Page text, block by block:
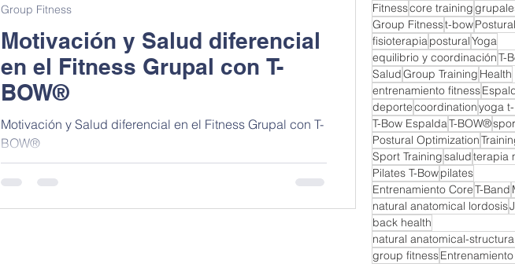
Motivación y Salud diferencial
en el Fitness Grupal con T-
BOW®
Motivación y Salud diferencial en el Fitness Grupal con T-
BOW®
Group Fitness
Fitnesscore training
Group Fitnesst-bowPostural
fisioterapiaposturalYoga
equilibrio y coordinaciónT-
SaludGroup Training Health
entrenamiento fitness
deportecoordinationyoga
T-Bow EspaldaT-BOW®
Postural Optimization
Sport Trainingsaludterapia
Pilates T-Bowpilates
Entrenamiento CoreT-Band
natural anatomical lordosis
back health
natural anatomical-
group fitness